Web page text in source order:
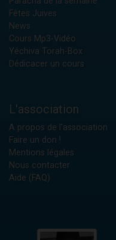
Fêtes Juives
News
Cours Mp3-Vidéo
Yéchiva Torah-Box
Dédicacer un cours
L'association
A propos de l'association
Faire un don !
Mentions légales
Nous contacter
Aide (FAQ)